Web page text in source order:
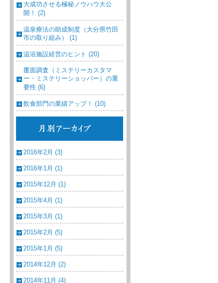
大成功させる極秘ノウハウ大公
開！ (2)
温泉療法の助成制度（大分県竹田
市の取り組み） (1)
温浴施設経営のヒント (20)
覆面調査（ミステリーカスタマ
ー・ミステリーショッパー）の重
要性 (6)
飲食部門の業績アップ！ (10)
2016年2月 (3)
2016年1月 (1)
2015年12月 (1)
2015年4月 (1)
2015年3月 (1)
2015年2月 (5)
2015年1月 (5)
2014年12月 (2)
2014年11月 (4)